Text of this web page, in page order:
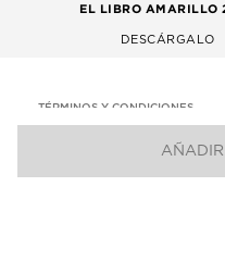
EL LIBRO AMARILLO
DESCÁRGALO
TÉRMINOS Y CONDICIONES